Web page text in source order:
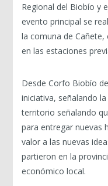
Regional del Biobío y
evento principal se
la comuna de
en las estaciones
Desde Corfo Biobío
iniciativa, señalando
territorio señalando
para entregar nuevas
valor a las nuevas
partieron en la
económico local.